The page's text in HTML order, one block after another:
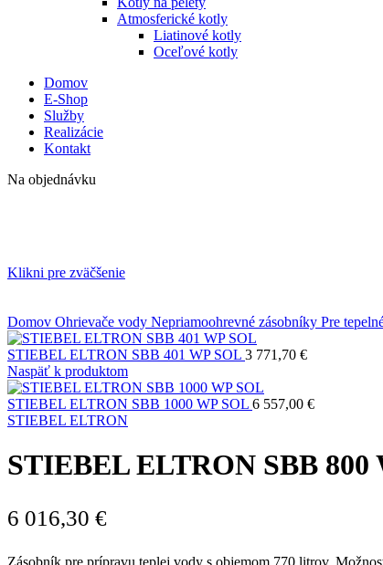
Atmosferické kotly
Liatinové kotly
Oceľové kotly
Domov
E-Shop
Služby
Realizácie
Kontakt
Na objednávku
Klikni pre zväčšenie
Domov Ohrievače vody Nepriamoohrevné zásobníky Pre
STIEBEL ELTRON SBB 401 WP SOL 3 771,70 €
Naspäť k produktom
STIEBEL ELTRON SBB 1000 WP SOL 6 557,00 €
STIEBEL ELTRON
STIEBEL ELTRON SBB 800
6 016,30 €
Zásobník pre prípravu teplej vody s objemom 770 litrov.